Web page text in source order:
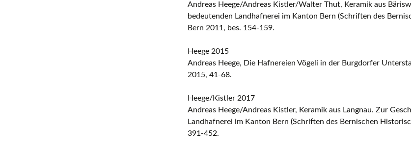
Andreas Heege/Andreas Kistler/Walter Thut, Keramik aus
bedeutenden Landhafnerei im Kanton Bern (Schriften des
Bern 2011, bes. 154-159.
Heege 2015
Andreas Heege, Die Hafnereien Vögeli in der Burgdorfer
2015, 41-68.
Heege/Kistler 2017
Andreas Heege/Andreas Kistler, Keramik aus Langnau. Zur
Landhafnerei im Kanton Bern (Schriften des Bernischen
391-452.